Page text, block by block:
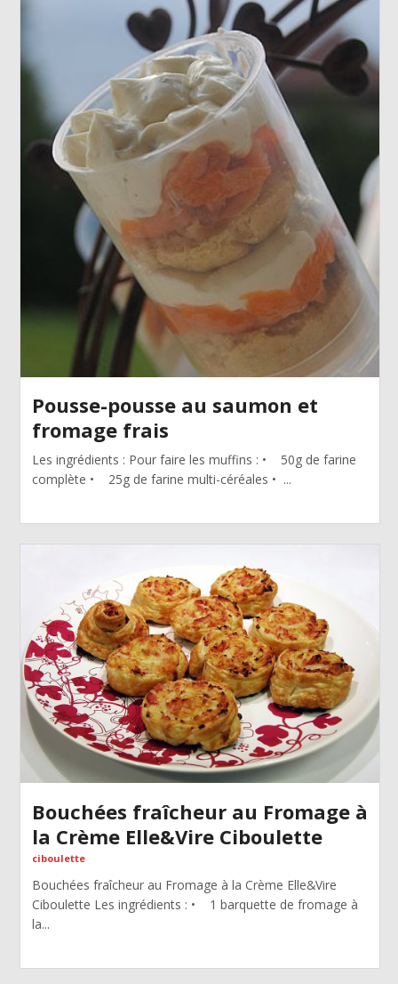
Pousse-pousse au saumon et
fromage frais
Les ingrédients : Pour faire les muffins : • 50g de farine
complète • 25g de farine multi-céréales • ...
Bouchées fraîcheur au Fromage à
la Crème Elle&Vire Ciboulette
ciboulette
Bouchées fraîcheur au Fromage à la Crème Elle&Vire
Ciboulette Les ingrédients : • 1 barquette de fromage à
la...